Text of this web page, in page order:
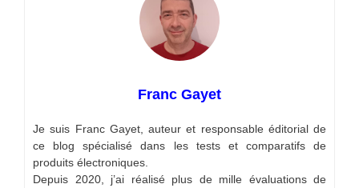
Franc Gayet
Je suis Franc Gayet, auteur et responsable éditorial de
ce blog spécialisé dans les tests et comparatifs de
produits électroniques.
Depuis 2020, j’ai réalisé plus de mille évaluations de